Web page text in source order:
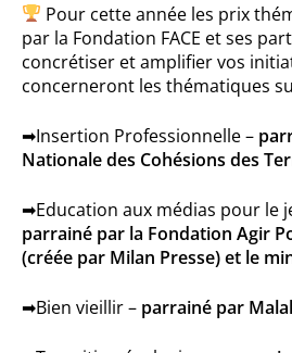
Pour cette année les prix
par la Fondation FACE et ses
concrétiser et amplifier vos
concerneront les thématiques
➡Insertion Professionnelle –
Nationale des Cohésions des
➡Education aux médias pour le
parrainé par la Fondation Agir
(créée par Milan Presse) et le
➡Bien vieillir – parrainé par